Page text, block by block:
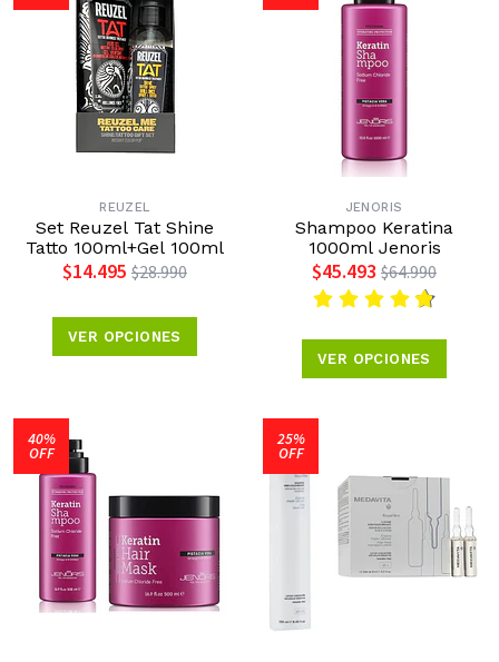
REUZEL
Set Reuzel Tat Shine
Tatto 100ml+Gel 100ml
$14.495 $28.990
VER OPCIONES
JENORIS
Shampoo Keratina
1000ml Jenoris
$45.493 $64.990
VER OPCIONES
40%
OFF
25%
OFF